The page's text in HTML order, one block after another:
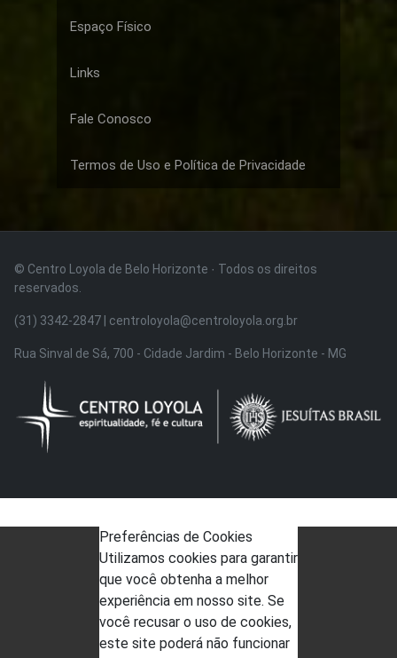
Espaço Físico
Links
Fale Conosco
Termos de Uso e Política de Privacidade
© Centro Loyola de Belo Horizonte · Todos os direitos
reservados.
(31) 3342-2847 | centroloyola@centroloyola.org.br
Rua Sinval de Sá, 700 - Cidade Jardim - Belo Horizonte - MG
Preferências de Cookies
Utilizamos cookies para garantir
que você obtenha a melhor
experiência em nosso site. Se
você recusar o uso de cookies,
este site poderá não funcionar